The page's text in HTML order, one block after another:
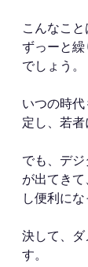
こんなこ
ずっーと
でしょう。
いつの時
定し、若者
でも、デ
が出てき
し便利にな
決して、
す。